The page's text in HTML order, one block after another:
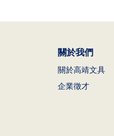
關於我們
關於高靖文具
企業徵才